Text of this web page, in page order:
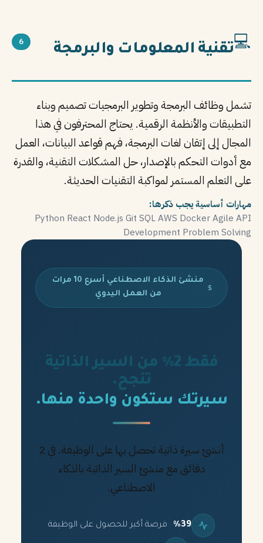
💻تقنية المعلومات والبرمجة
6
تشمل وظائف البرمجة وتطوير البرمجيات تصميم وبناء
التطبيقات والأنظمة الرقمية. يحتاج المحترفون في هذا
المجال إلى إتقان لغات البرمجة، فهم قواعد البيانات، العمل
مع أدوات التحكم بالإصدار، حل المشكلات التقنية، والقدرة
على التعلم المستمر لمواكبة التقنيات الحديثة.
مهارات أساسية يجب ذكرها:
Python React Node.js Git SQLAWS DockerAgile API
Development Problem Solving
منشئ الذكاء الاصطناعي أسرع 10 مرات
من العمل اليدوي
فقط 2% من السير الذاتية
تنجح.
سيرتك ستكون واحدة منها.
أنشئ سيرة ذاتية تحصل بها على الوظيفة. في 2
دقائق مع منشئ السير الذاتية بالذكاء
الاصطناعي.
%39 فرصة أكبر للحصول على الوظيفة